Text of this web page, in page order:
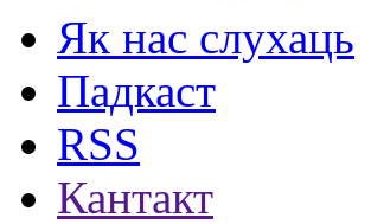
Як нас слухаць
Падкаст
RSS
Кантакт